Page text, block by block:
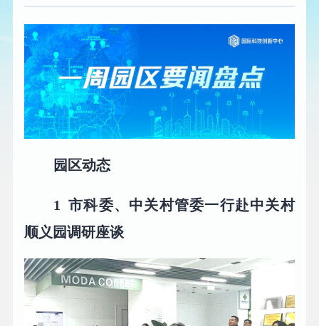
园区动态
1 市科委、中关村管委一行赴中关村
顺义园调研座谈